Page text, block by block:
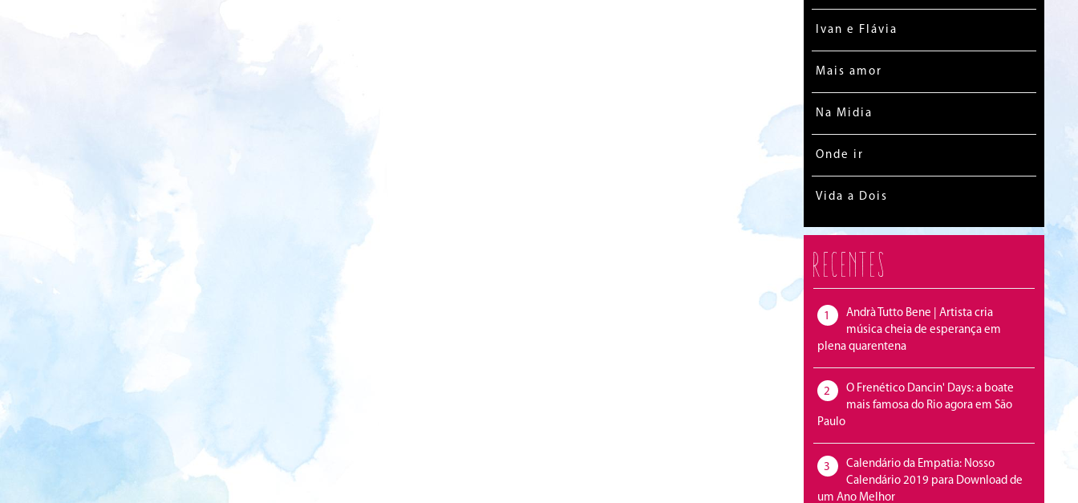
Ivan e Flávia
Mais amor
Na Midia
Onde ir
Vida a Dois
Recentes
1
Andrà Tutto Bene | Artista cria
música cheia de esperança em
plena quarentena
2
O Frenético Dancin' Days: a boate
mais famosa do Rio agora em São
Paulo
3
Calendário da Empatia: Nosso
Calendário 2019 para Download de
um Ano Melhor